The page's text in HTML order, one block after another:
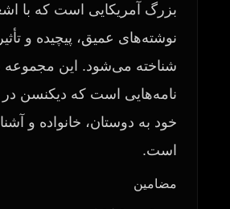
بزرگ آمریکایی است که با
نوشته‌های عمیق، پیچیده و
شناخته می‌شود. این
نامه‌هایی است که دیکنسن
خود به دوستان، خانواده و
است.
مضامین